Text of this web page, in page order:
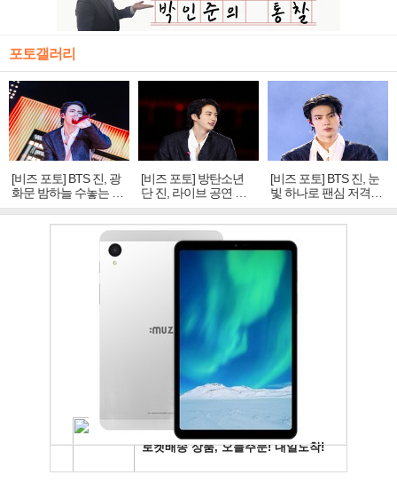
포토갤러리
[비즈 포토] BTS 진, 광
화문 밤하늘 수놓는 '비
주얼 킹'의 열창
[비즈 포토] 방탄소년
단 진, 라이브 공연 중
빛나는 독보적 아우라
[비즈 포토] BTS 진, 눈
빛 하나로 팬심 저격…
독보적 카리스마